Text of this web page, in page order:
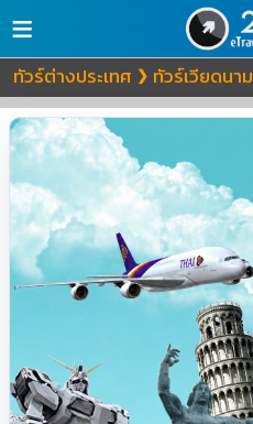
≡
ทัวร์ต่างประเทศ ❯ ทัวร์เวียดนาม